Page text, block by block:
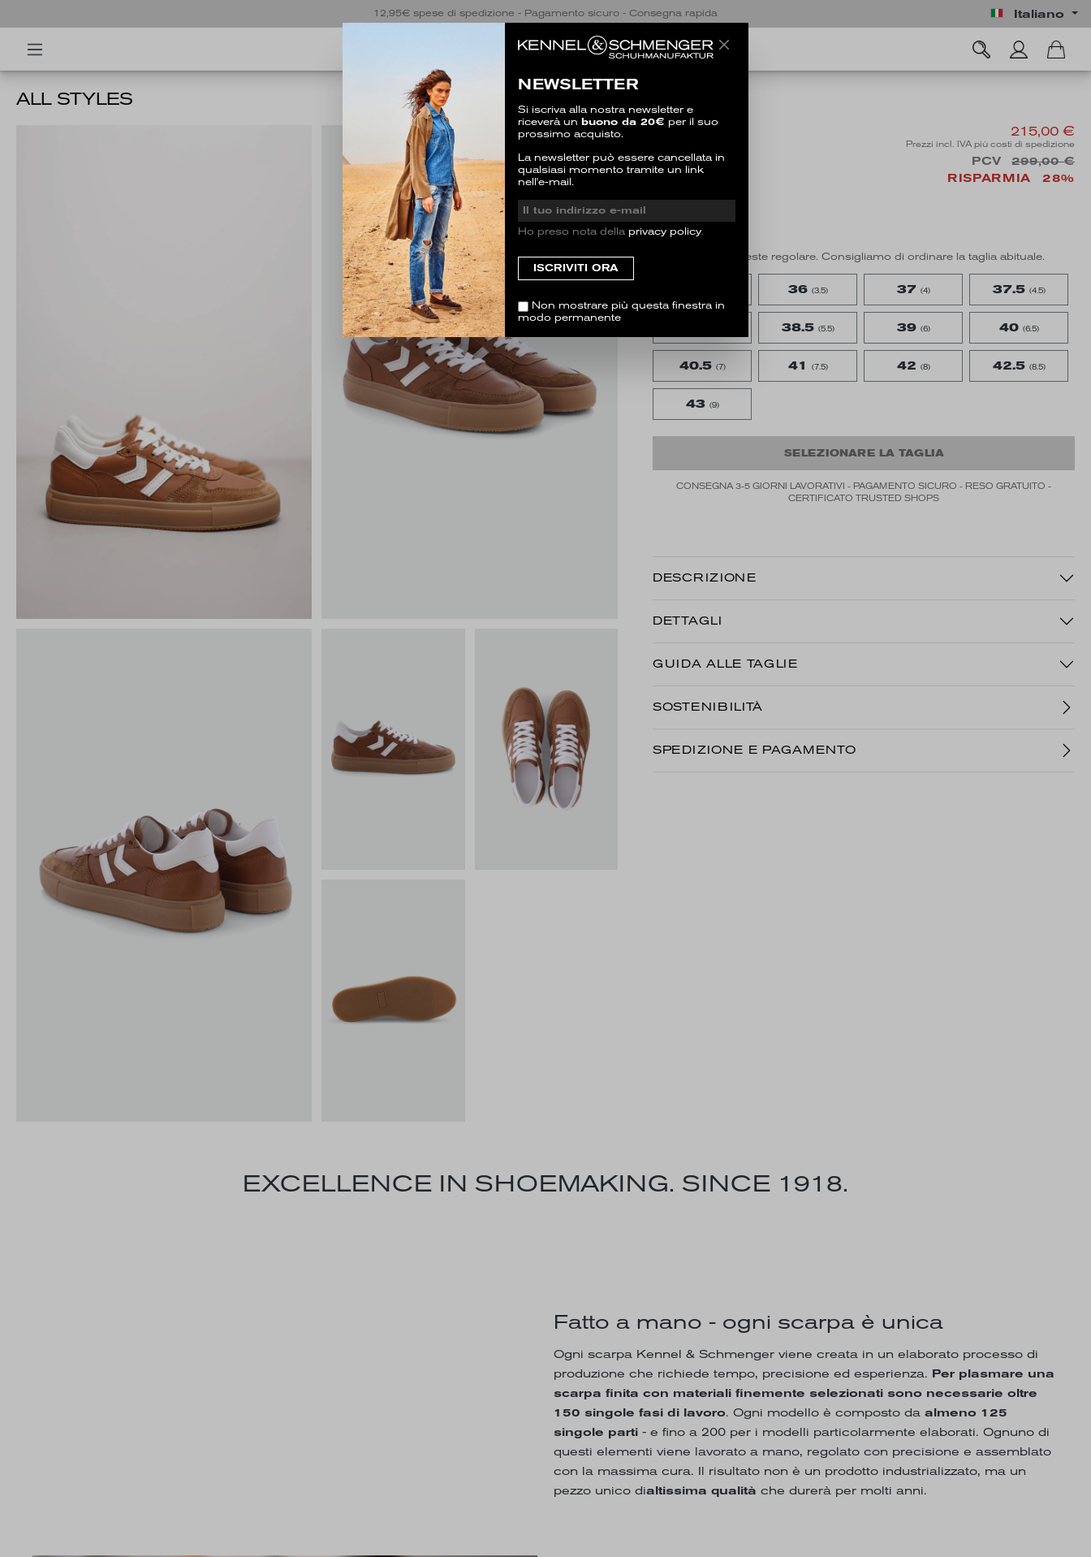
12,95€ spese di spedizione - Pagamento sicuro - Consegna rapida Italiano
ALL STYLES
SALE
215,00 €
Prezzi incl. IVA più costi di spedizione
PCV
299,00 €
RISPARMIA
28%
Questo articolo veste regolare. Consigliamo di ordinare la taglia abituale.
36 (3.5) 37 (4) 37.5 (4.5)
38.5 (5.5) 39 (6) 40 (6.5)
40.5 (7) 41 (7.5) 42 (8) 42.5 (8.5)
43 (9)
SELEZIONARE LA TAGLIA
CONSEGNA 3-5 GIORNI LAVORATIVI - PAGAMENTO SICURO - RESO GRATUITO -
CERTIFICATO TRUSTED SHOPS
DESCRIZIONE
DETTAGLI
GUIDA ALLE TAGLIE
SOSTENIBILITÀ
SPEDIZIONE E PAGAMENTO
EXCELLENCE IN SHOEMAKING. SINCE 1918.
Fatto a mano - ogni scarpa è unica
Ogni scarpa Kennel & Schmenger viene creata in un elaborato processo di
produzione che richiede tempo, precisione ed esperienza. Per plasmare una
scarpa finita con materiali finemente selezionati sono necessarie oltre
150 singole fasi di lavoro. Ogni modello è composto da almeno 125
singole parti - e fino a 200 per i modelli particolarmente elaborati. Ognuno di
questi elementi viene lavorato a mano, regolato con precisione e assemblato
con la massima cura. Il risultato non è un prodotto industrializzato, ma un
pezzo unico dialtissima qualità che durerà per molti anni.
NEWSLETTER
Si iscriva alla nostra newsletter e
riceverà un buono da 20€ per il suo
prossimo acquisto.
La newsletter può essere cancellata in
qualsiasi momento tramite un link
nell'e-mail.
Ho preso nota della privacy policy.
Non mostrare più questa finestra in
modo permanente